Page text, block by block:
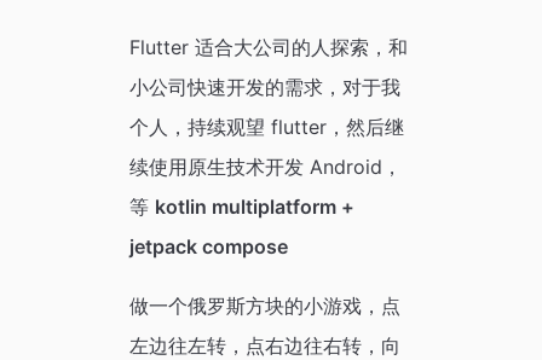
Flutter 适合大公司的人探索，和
小公司快速开发的需求，对于我
个人，持续观望 flutter，然后继
续使用原生技术开发 Android，
等 kotlin multiplatform +
jetpack compose
做一个俄罗斯方块的小游戏，点
左边往左转，点右边往右转，向